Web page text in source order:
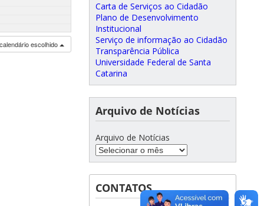
escolhido
Carta de Serviços ao Cidadão
Plano de Desenvolvimento
Institucional
Serviço de informação ao Cidadão
Transparência Pública
Universidade Federal de Santa
Catarina
Arquivo de Notícias
Arquivo de Notícias
CONTATOS